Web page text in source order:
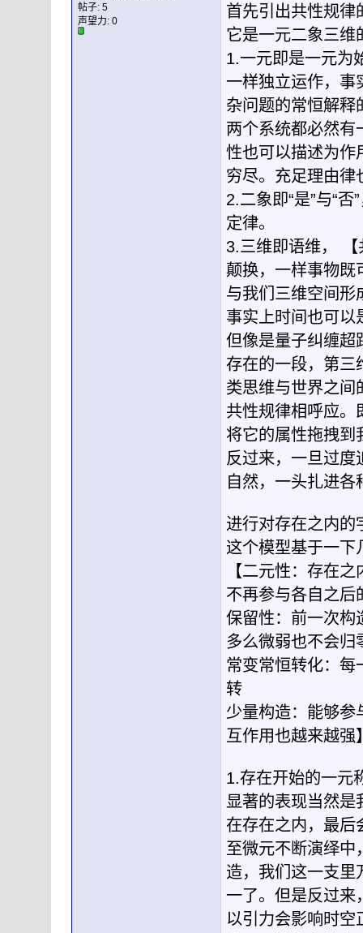
帖子: 5
声望力: 0
首先引出共性规律
它是一元二象三维
1.一元即是一元为
一样独立运作，事
杂问题的常恒解释
两个系统都必然有
性也可以描述为作
穷尽。充足理由律
2.二象即“是”与“
定律。
3.三维即语维，
颠换，一样事物既
与我们三维空间形
事实上时间也可以
但像是量子纠缠超
存在的一段，第三
类思维与世界之间
共性规律相呼应。
将它的属性拖拽到
反过来，一旦过度
自然，一头扎进各
进行对存在之内的
这个模型基于一下
【二元性：存在
不再参与各自之后
保留性：前一次构
多么微弱也不会归
常变常恒转化：每
转
少量构造：能够参
互作用也越来越强
1.存在开始的一元
显著的表现当然是
在存在之内，最后
至微元不断演绎中
造，我们这一支里
一了。但是反过来
以引力会影响时空